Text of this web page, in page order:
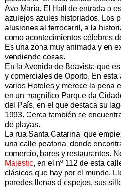
Ave María. El Hall de entrada o
azulejos azules historiados. Los
alusiones al ferrocarril, a la
como acontecimientos célebres
Es una zona muy animada y en
vendiendo cosas.
En la Avenida de Boavista que
y comerciales de Oporto. En esta
varios Hoteles y merece la pena
en un magnífico Parque da
del País, en el que destaca su
1993. Cerca también se
de playas.
La rua Santa Catarina, que
una calle peatonal donde
comercio, bares y restaurantes.
Majestic, en el nº 112 de esta
clásicos que hay por el mundo.
paredes llenas d espejos, sus